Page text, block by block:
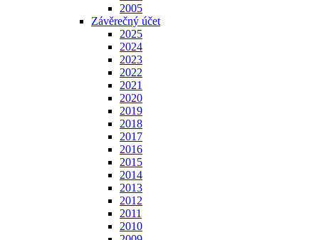
2005
Závěrečný účet
2025
2024
2023
2022
2021
2020
2019
2018
2017
2016
2015
2014
2013
2012
2011
2010